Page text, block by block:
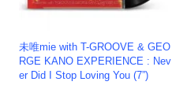
未唯mie with T-GROOVE & GEO
RGE KANO EXPERIENCE : Nev
er Did I Stop Loving You (7”)